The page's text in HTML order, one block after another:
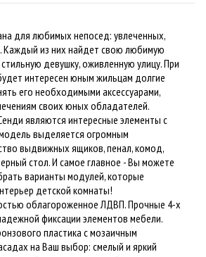
для любимых непосед: увлеченных,
Каждый из них найдет свою любимую
девушку, оживленную улицу. При
интересен юным жильцам долгие
его необходимыми аксессуарами,
своих юных обладателей.
являются интересные элементы с
выделяется огромным
выдвижных ящиков, пенал, комод,
стол. И самое главное - Вы можете
варианты модулей, которые
детской комнаты!
облагороженное ЛДВП. Прочные 4-х
фиксации элементов мебели.
пластика с мозаичным
на Ваш выбор: смелый и яркий